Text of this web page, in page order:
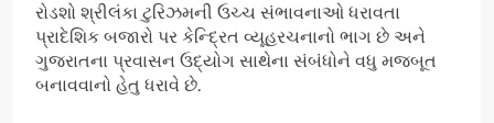
રોડશો શ્રીલંકા ટુરિઝમની ઉચ્ચ સંભાવનાઓ ધરાવતા
પ્રાદેશિક બજારો પર કેન્દ્રિત વ્યૂહરચનાનો ભાગ છે અને
ગુજરાતના પ્રવાસન ઉદ્યોગ સાથેના સંબંધોને વધુ મજબૂત
બનાવવાનો હેતુ ધરાવે છે.